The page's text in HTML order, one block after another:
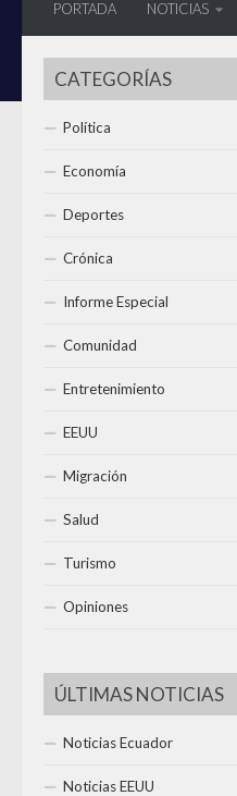
PORTADA NOTICIAS
CATEGORÍAS
Política
Economía
Deportes
Crónica
Informe Especial
Comunidad
Entretenimiento
EEUU
Migración
Salud
Turismo
Opiniones
ÚLTIMAS NOTICIAS
Noticias Ecuador
Noticias EEUU